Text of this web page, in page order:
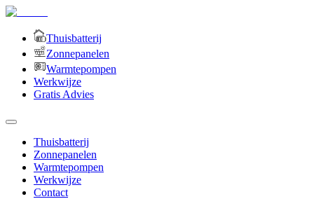
Thuisbatterij
Zonnepanelen
Warmtepompen
Werkwijze
Gratis Advies
Thuisbatterij
Zonnepanelen
Warmtepompen
Werkwijze
Contact